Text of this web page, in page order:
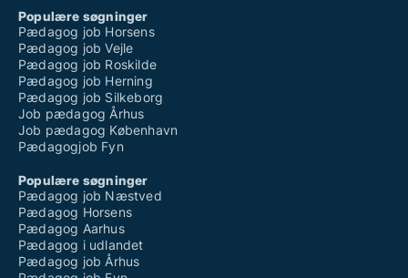
Populære søgninger
Pædagog job Horsens
Pædagog job Vejle
Pædagog job Roskilde
Pædagog job Herning
Pædagog job Silkeborg
Job pædagog Århus
Job pædagog København
Pædagogjob Fyn
Populære søgninger
Pædagog job Næstved
Pædagog Horsens
Pædagog Aarhus
Pædagog i udlandet
Pædagog job Århus